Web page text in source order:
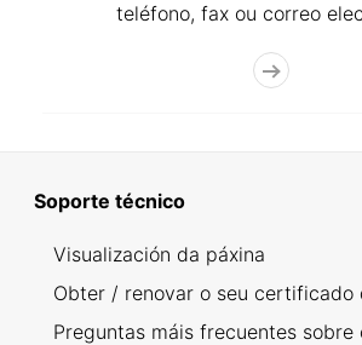
teléfono, fax ou correo
Soporte técnico
Visualización da páxina
Obter / renovar o seu certificado
Preguntas máis frecuentes